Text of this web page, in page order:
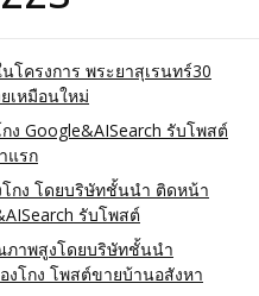
ครงการ พระยาสุเรนทร์30
เหมือนใหม่
ง Google&AISearch รับโพสต์
แรก
กง โดยบริษัทชั้นนำ ติดหน้า
รับโพสต์
ภาพสูงโดยบริษัทชั้นนำ
งโกง โพสต์ขายบ้านอสังหา